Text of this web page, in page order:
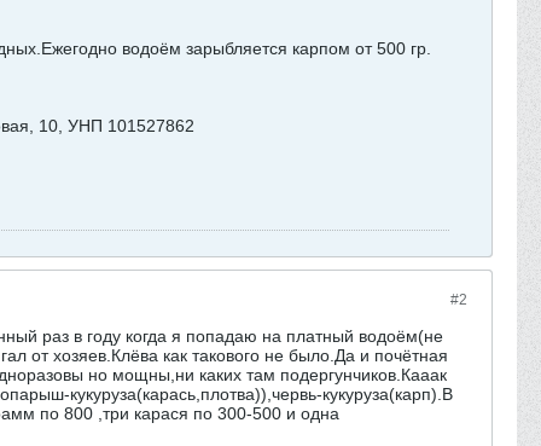
водоём зарыбляется карпом от 500 гр.
10, УНП 101527862
#2
раз в году когда я попадаю на платный водоём(не
от хозяев.Клёва как такового не было.Да и почётная
но мощны,ни каких там подергунчиков.Кааак
кукуруза(карась,плотва)),червь-кукуруза(карп).В
по 800 ,три карася по 300-500 и одна